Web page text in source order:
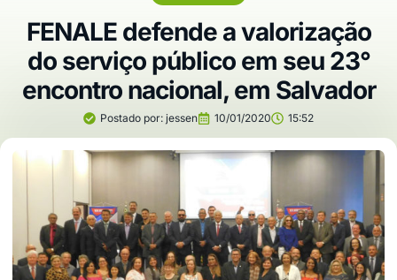
FENALE defende a valorização
do serviço público em seu 23°
encontro nacional, em Salvador
Postado por: jessen 10/01/2020 15:52